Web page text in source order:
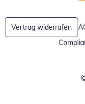
Vertrag widerrufen